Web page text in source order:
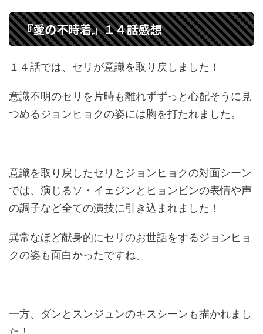
『愛の不時着』１４話感想
１４話では、セリが意識を取り戻しました！
意識不明のセリを片時も離れずずっと心配そうに見
つめるジョンヒョクの姿には胸を打たれました。
意識を取り戻したセリとジョンヒョクの対面シーン
では、演じるソ・イェジンとヒョンビンの表情や声
の調子など全ての演技に引き込まれました！
異常なほど献身的にセリのお世話をするジョンヒョ
クの姿も面白かったですね。
一方、ダンとスンジュンのキスシーンも描かれまし
た！